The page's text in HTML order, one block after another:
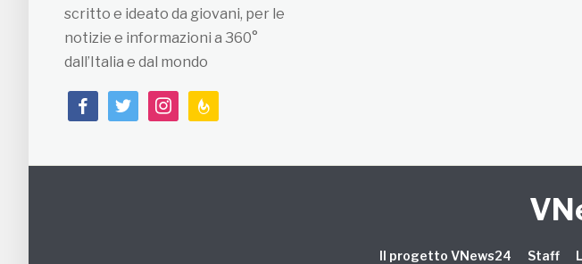
scritto e ideato da giovani, per le
notizie e informazioni a 360°
dall’Italia e dal mondo
facebooktwitterinstagramfeedburner
Il progetto VNews24 Staff